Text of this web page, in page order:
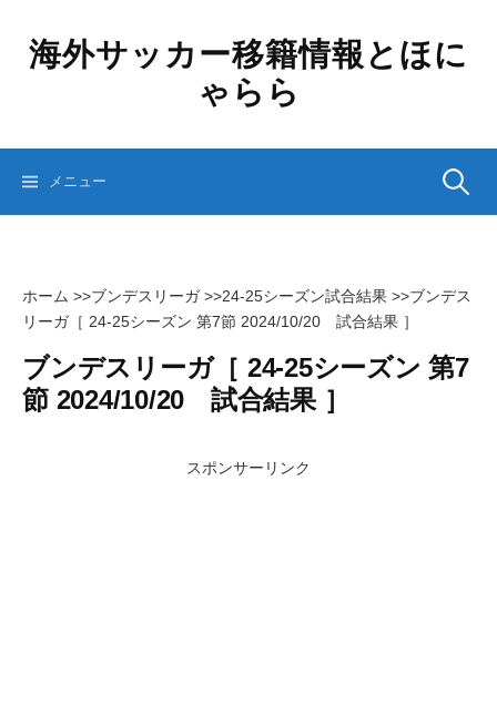
ッ
海外サッカー移籍情報とほに
ゃらら
メニュー 検
ホーム >>ブンデスリーガ>>24-25シーズン試合結果 >>ブンデス
リーガ［ 24-25シーズン 第7節 2024/10/20 試合結果 ］
ブンデスリーガ［ 24-25シーズン 第7
節 2024/10/20 試合結果 ］
スポンサーリンク